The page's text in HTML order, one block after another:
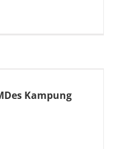
Kampung